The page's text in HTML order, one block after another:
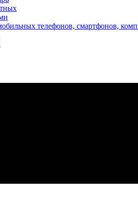
телефонов, смартфонов,